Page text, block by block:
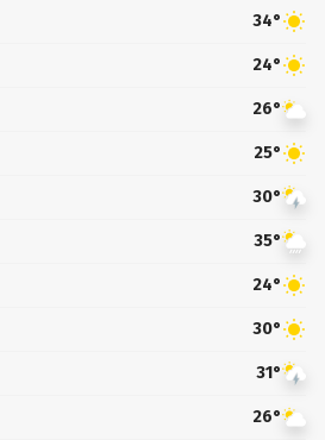
34°
24°
26°
25°
30°
35°
24°
30°
31°
26°